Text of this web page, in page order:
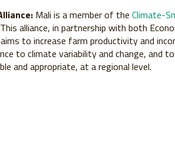
Mali is a member of the Climate-
alliance, in partnership with both
aims to increase farm productivity and
to climate variability and change, and
and appropriate, at a regional level.